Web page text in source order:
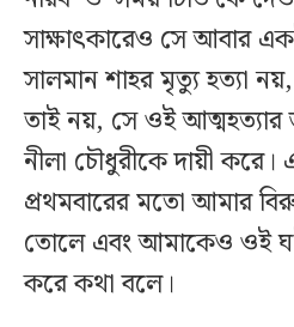
সাক্ষাৎকারেও সে আবার
সালমান শাহর মৃত্যু হত্যা
তাই নয়, সে ওই আত্মহত্যার
নীলা চৌধুরীকে দায়ী করে।
প্রথমবারের মতো আমার
তোলে এবং আমাকেও ওই
করে কথা বলে।